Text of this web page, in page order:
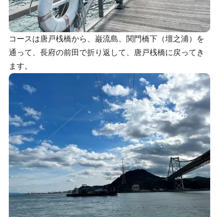
コースは唐戸桟橋から、巌流島、関門橋下（壇之浦）を
通って、長府の前田で折り返して、唐戸桟橋に戻ってき
ます。